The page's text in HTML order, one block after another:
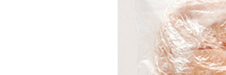
エ
デ
ュ
ケ
ー
シ